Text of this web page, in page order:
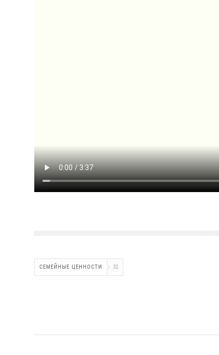
СЕМЕЙНЫЕ ЦЕННОСТИ 32